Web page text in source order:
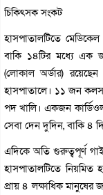
চিকিৎসক সংকট
হাসপাতালটিতে
বাকি ১৪টির মধ্যে এক
(লোকাল অর্ডার)
হাসপাতালে। ১১ জন
পদ খালি। একজন
সেবা দেন দুদিন, বাকি ৪
এদিকে অতি গুরুত্বপূর্ণ
হাসপাতালটিতে নিয়মিত
প্রায় ৪ লক্ষাধিক মানুষের